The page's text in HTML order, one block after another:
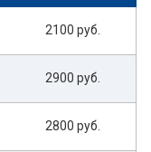
2100 руб.
2900 руб.
2800 руб.